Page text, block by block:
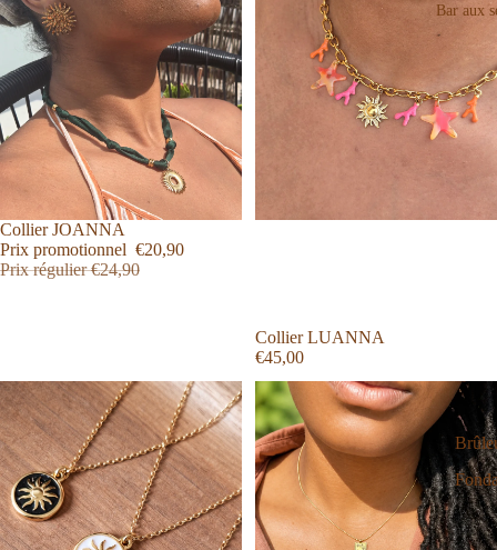
Bar aux
Promotion
Collier JOANNA
Prix promotionnel €20,90
Prix régulier€24,90
Collier LUANNA
€45,00